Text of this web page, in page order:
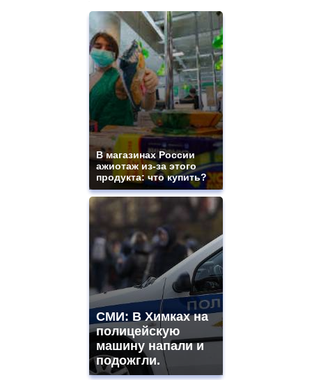
В магазинах России
ажиотаж из-за этого
продукта: что купить?
СМИ: В Химках на
полицейскую
машину напали и
подожгли.